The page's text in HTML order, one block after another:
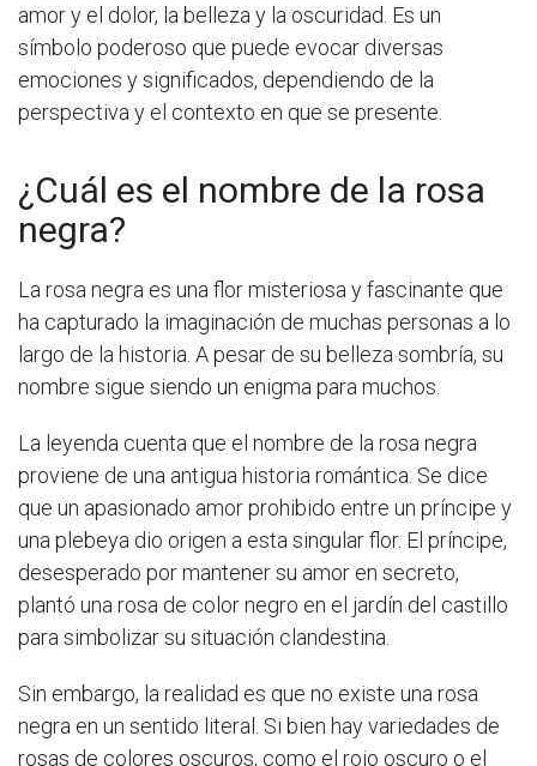
amor y el dolor, la belleza y la oscuridad. Es un
símbolo poderoso que puede evocar diversas
emociones y significados, dependiendo de la
perspectiva y el contexto en que se presente.
¿Cuál es el nombre de la rosa
negra?
La rosa negra es una flor misteriosa y fascinante que
ha capturado la imaginación de muchas personas a lo
largo de la historia. A pesar de su belleza sombría, su
nombre sigue siendo un enigma para muchos.
La leyenda cuenta que el nombre de la rosa negra
proviene de una antigua historia romántica. Se dice
que un apasionado amor prohibido entre un príncipe y
una plebeya dio origen a esta singular flor. El príncipe,
desesperado por mantener su amor en secreto,
plantó una rosa de color negro en el jardín del castillo
para simbolizar su situación clandestina.
Sin embargo, la realidad es que no existe una rosa
negra en un sentido literal. Si bien hay variedades de
rosas de colores oscuros, como el rojo oscuro o el